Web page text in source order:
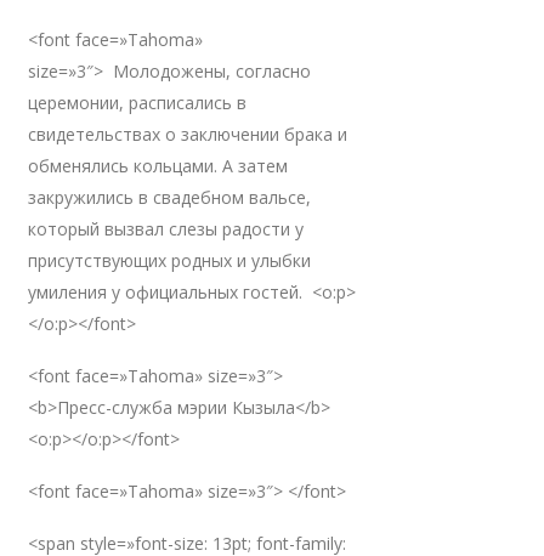
<font face=»Tahoma»
size=»3″> Молодожены, согласно
церемонии, расписались в
свидетельствах о заключении брака и
обменялись кольцами. А затем
закружились в свадебном вальсе,
который вызвал слезы радости у
присутствующих родных и улыбки
умиления у официальных гостей. <o:p>
</o:p></font>
<font face=»Tahoma» size=»3″>
<b>Пресс-служба мэрии Кызыла</b>
<o:p></o:p></font>
<font face=»Tahoma» size=»3″> </font>
<span style=»font-size: 13pt; font-family: